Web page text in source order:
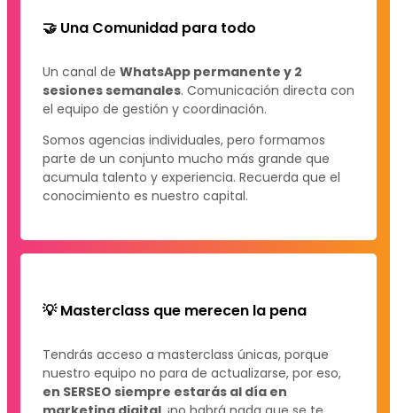
🤝 Una Comunidad para todo
Un canal de WhatsApp permanente y 2
sesiones semanales. Comunicación directa con
el equipo de gestión y coordinación.
Somos agencias individuales, pero formamos
parte de un conjunto mucho más grande que
acumula talento y experiencia. Recuerda que el
conocimiento es nuestro capital.
💡 Masterclass que merecen la pena
Tendrás acceso a masterclass únicas, porque
nuestro equipo no para de actualizarse, por eso,
en SERSEO siempre estarás al día en